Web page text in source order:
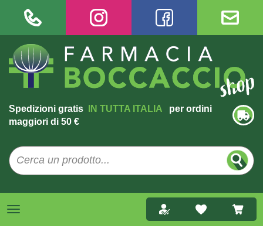
Spedizioni gratis IN TUTTA ITALIA
per ordini
maggiori di 50 €